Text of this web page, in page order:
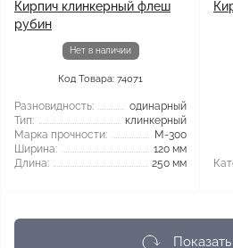
Кирпич клинкерный флеш
рубин
Нет в наличии
Код Товара: 74071
Разновидность:
одинарный
Тип:
клинкерный
Марка прочности:
М-300
Ширина:
120 мм
Длина:
250 мм